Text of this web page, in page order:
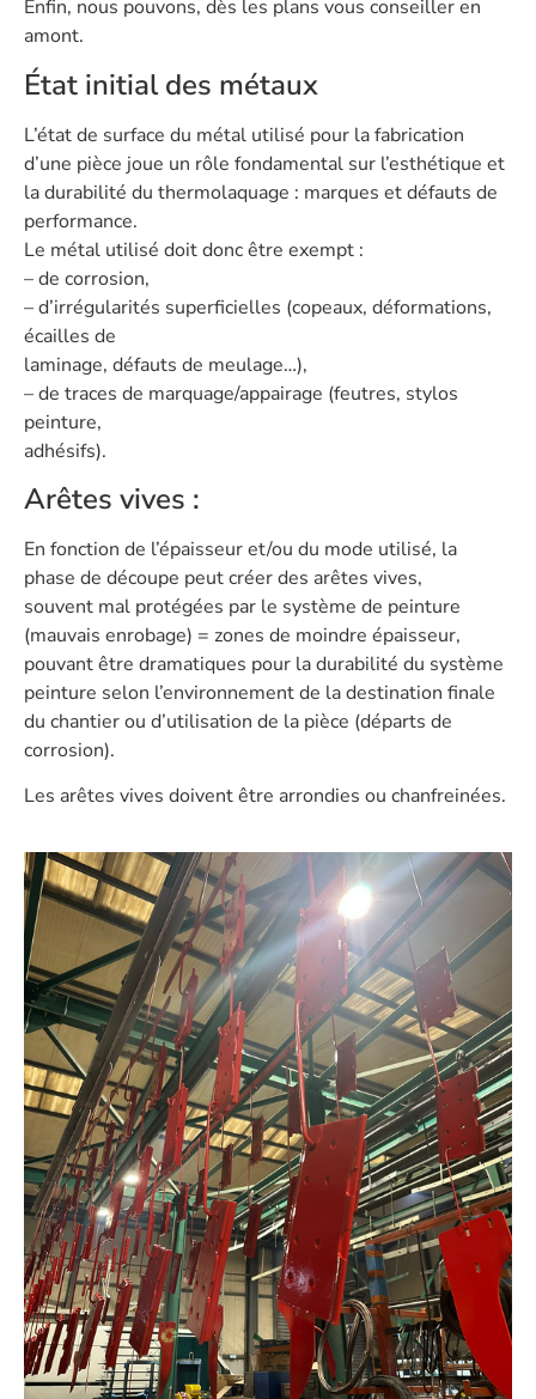
Enfin, nous pouvons, dès les plans vous conseiller en
amont.
État initial des métaux
L’état de surface du métal utilisé pour la fabrication
d’une pièce joue un rôle fondamental sur l’esthétique et
la durabilité du thermolaquage : marques et défauts de
performance.
Le métal utilisé doit donc être exempt :
– de corrosion,
– d’irrégularités superficielles (copeaux, déformations,
écailles de
laminage, défauts de meulage…),
– de traces de marquage/appairage (feutres, stylos
peinture,
adhésifs).
Arêtes vives :
En fonction de l’épaisseur et/ou du mode utilisé, la
phase de découpe peut créer des arêtes vives,
souvent mal protégées par le système de peinture
(mauvais enrobage) = zones de moindre épaisseur,
pouvant être dramatiques pour la durabilité du système
peinture selon l’environnement de la destination finale
du chantier ou d’utilisation de la pièce (départs de
corrosion).
Les arêtes vives doivent être arrondies ou chanfreinées.